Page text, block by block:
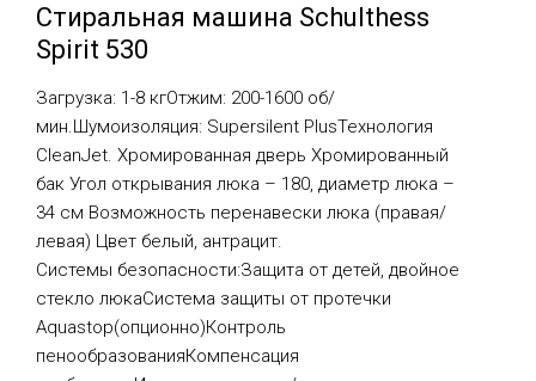
Стиральная машина Schulthess
Spirit 530
Загрузка: 1-8 кгОтжим: 200-1600 об/
мин.Шумоизоляция: Supersilent PlusТехнология
CleanJet. Хромированная дверь Хромированный
бак Угол открывания люка – 180, диаметр люка –
34 см Возможность перенавески люка (правая/
левая) Цвет белый, антрацит.
Системы безопасности:Защита от детей, двойное
стекло люкаСистема защиты от протечки
Aquastop(опционно)Контроль
пенообразованияКомпенсация